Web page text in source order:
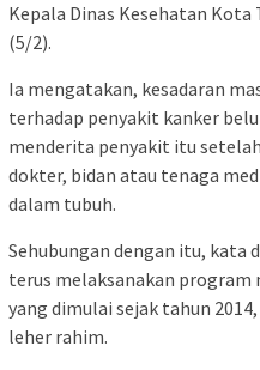
Kepala Dinas Kesehatan Kota
(5/2).
Ia mengatakan, kesadaran
terhadap penyakit kanker
menderita penyakit itu
dokter, bidan atau tenaga
dalam tubuh.
Sehubungan dengan itu, kata
terus melaksanakan program
yang dimulai sejak tahun
leher rahim.